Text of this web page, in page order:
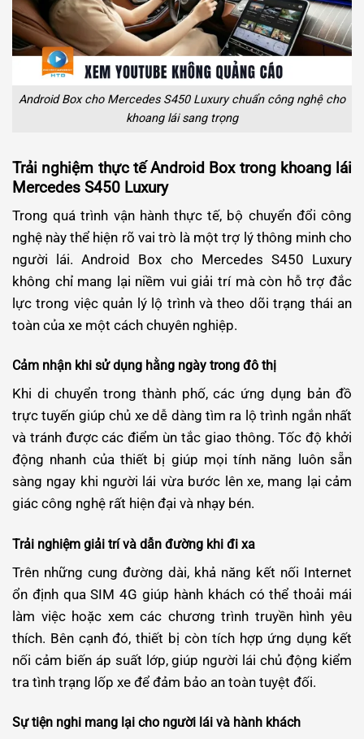
Android Box cho Mercedes S450 Luxury chuẩn công nghệ cho
khoang lái sang trọng
Trải nghiệm thực tế Android Box trong khoang lái
Mercedes S450 Luxury
Trong quá trình vận hành thực tế, bộ chuyển đổi công
nghệ này thể hiện rõ vai trò là một trợ lý thông minh cho
người lái. Android Box cho Mercedes S450 Luxury
không chỉ mang lại niềm vui giải trí mà còn hỗ trợ đắc
lực trong việc quản lý lộ trình và theo dõi trạng thái an
toàn của xe một cách chuyên nghiệp.
Cảm nhận khi sử dụng hằng ngày trong đô thị
Khi di chuyển trong thành phố, các ứng dụng bản đồ
trực tuyến giúp chủ xe dễ dàng tìm ra lộ trình ngắn nhất
và tránh được các điểm ùn tắc giao thông. Tốc độ khởi
động nhanh của thiết bị giúp mọi tính năng luôn sẵn
sàng ngay khi người lái vừa bước lên xe, mang lại cảm
giác công nghệ rất hiện đại và nhạy bén.
Trải nghiệm giải trí và dẫn đường khi đi xa
Trên những cung đường dài, khả năng kết nối Internet
ổn định qua SIM 4G giúp hành khách có thể thoải mái
làm việc hoặc xem các chương trình truyền hình yêu
thích. Bên cạnh đó, thiết bị còn tích hợp ứng dụng kết
nối cảm biến áp suất lớp, giúp người lái chủ động kiểm
tra tình trạng lốp xe để đảm bảo an toàn tuyệt đối.
Sự tiện nghi mang lại cho người lái và hành khách